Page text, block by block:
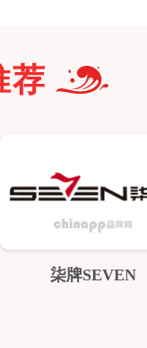
荐
柒牌SEVEN